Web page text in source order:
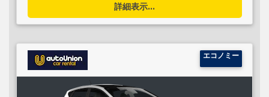
詳細表示...
エコノミー